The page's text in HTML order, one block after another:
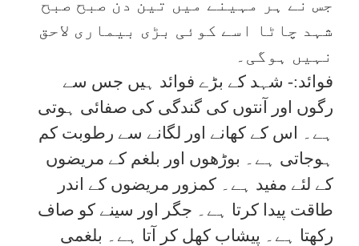
جس نے ہر مہینے میں تین دن صبح صبح
شہد چاٹا اسے کوئی بڑی بیماری لاحق
نہیں ہوگی۔
فوائد:- شہد کے بڑے فوائد ہیں جس سے
رگوں اور آنتوں کی گندگی کی صفائی ہوتی
ہے۔ اس کے کھانے اور لگانے سے رطوبت کم
ہوجاتی ہے۔ بوڑھوں اور بلغم کے مریضوں
کے لئے مفید ہے۔ کمزور مریضوں کے اندر
طاقت پیدا کرتا ہے۔ جگر اور سینے کو صاف
رکھتا ہے۔ پیشاب کھل کر آتا ہے۔ بلغمی